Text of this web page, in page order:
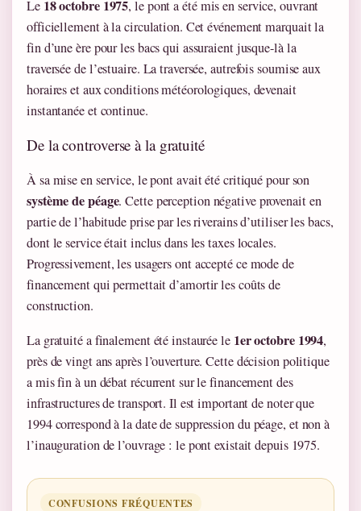
Le 18 octobre 1975, le pont a été mis en service, ouvrant
officiellement à la circulation. Cet événement marquait la
fin d’une ère pour les bacs qui assuraient jusque-là la
traversée de l’estuaire. La traversée, autrefois soumise aux
horaires et aux conditions météorologiques, devenait
instantanée et continue.
De la controverse à la gratuité
À sa mise en service, le pont avait été critiqué pour son
système de péage. Cette perception négative provenait en
partie de l’habitude prise par les riverains d’utiliser les bacs,
dont le service était inclus dans les taxes locales.
Progressivement, les usagers ont accepté ce mode de
financement qui permettait d’amortir les coûts de
construction.
La gratuité a finalement été instaurée le 1er octobre 1994,
près de vingt ans après l’ouverture. Cette décision politique
a mis fin à un débat récurrent sur le financement des
infrastructures de transport. Il est important de noter que
1994 correspond à la date de suppression du péage, et non à
l’inauguration de l’ouvrage : le pont existait depuis 1975.
CONFUSIONS FRÉQUENTES